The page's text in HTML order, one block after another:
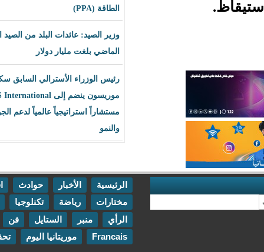
وزير الصيد: عائدات البلد من الصيد العام
الماضي بلغت مليار دولار
رئيس الوزراء الأسترالي السابق سكوت
موريسون ينضم إلى BLS International
مستشاراً استراتيجياً عالمياً لدعم الجودة
حوادث
اقتصاد
تكنلوجيا
مقابلات
الستايل فن
اتصل بنا
موريتانيا اليوم تحقيقات